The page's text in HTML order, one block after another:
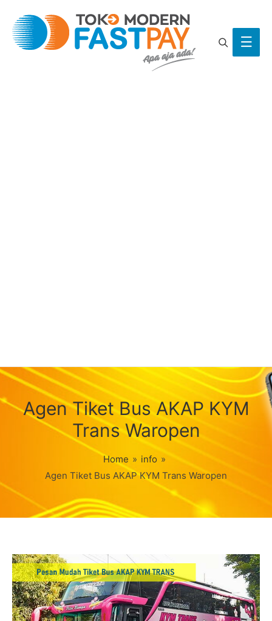
Main
Search
Agen Tiket Bus AKAP KYM
Trans Waropen
Home » info »
Agen Tiket Bus AKAP KYM Trans Waropen